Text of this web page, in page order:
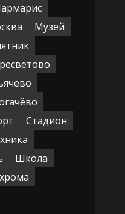
Музей
Стадион
Школа